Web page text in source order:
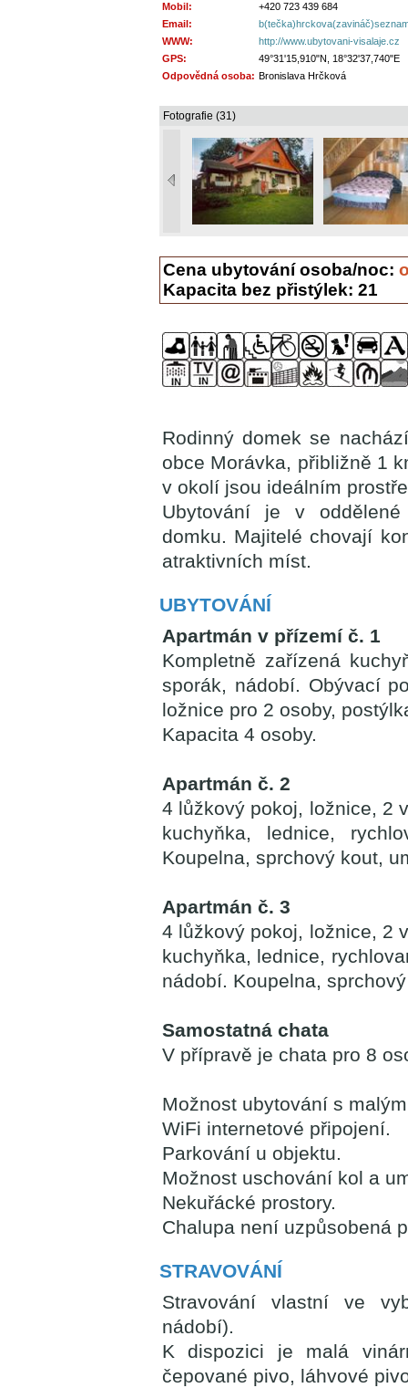
Mobil:
+420 723 439 684
Email:
WWW:
http://www.ubytovani-visalaje.cz
GPS:
49°31'15,910"N, 18°32'37,740"E
Odpovědná osoba: Bronislava Hrčková
Fotografie (31)
Cena ubytování osoba/noc:
Kapacita bez přistýlek: 21
Rodinný domek se
obce Morávka, přibližně 1
v okolí jsou ideálním
Ubytování je v oddělené
domku. Majitelé chovají
atraktivních míst.
UBYTOVÁNÍ
Apartmán v přízemí č. 1
Kompletně zařízená
sporák, nádobí. Obývací
ložnice pro 2 osoby,
Kapacita 4 osoby.
Apartmán č. 2
4 lůžkový pokoj, ložnice, 2
kuchyňka, lednice,
Koupelna, sprchový kout,
Apartmán č. 3
4 lůžkový pokoj, ložnice, 2
kuchyňka, lednice,
nádobí. Koupelna,
Samostatná chata
V přípravě je chata pro 8
Možnost ubytování s
WiFi internetové připojení.
Parkování u objektu.
Možnost uschování kol a
Nekuřácké prostory.
Chalupa není uzpůsobená
STRAVOVÁNÍ
Stravování vlastní ve
nádobí).
K dispozici je malá
čepované pivo, láhvové